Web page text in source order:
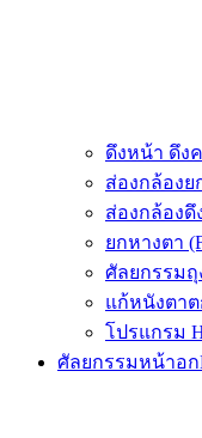
ดึงหน้า ดึงค
ส่องกล้องย
ส่องกล้องดึ
ยกหางตา
ศัลยกรรมถุ
แก้หนังตาต
โปรแกรม
ศัลยกรรมหน้าอก